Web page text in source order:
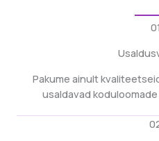
01
Pakume ainult
usaldavad